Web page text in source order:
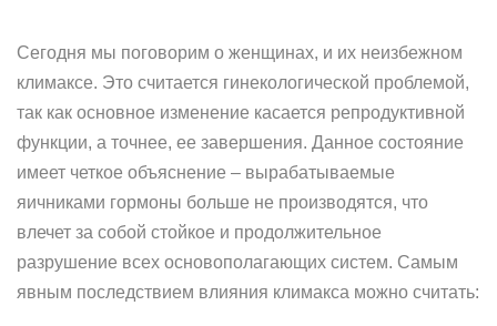
Сегодня мы поговорим о женщинах, и их неизбежном
климаксе. Это считается гинекологической проблемой,
так как основное изменение касается репродуктивной
функции, а точнее, ее завершения. Данное состояние
имеет четкое объяснение – вырабатываемые
яичниками гормоны больше не производятся, что
влечет за собой стойкое и продолжительное
разрушение всех основополагающих систем. Самым
явным последствием влияния климакса можно считать: